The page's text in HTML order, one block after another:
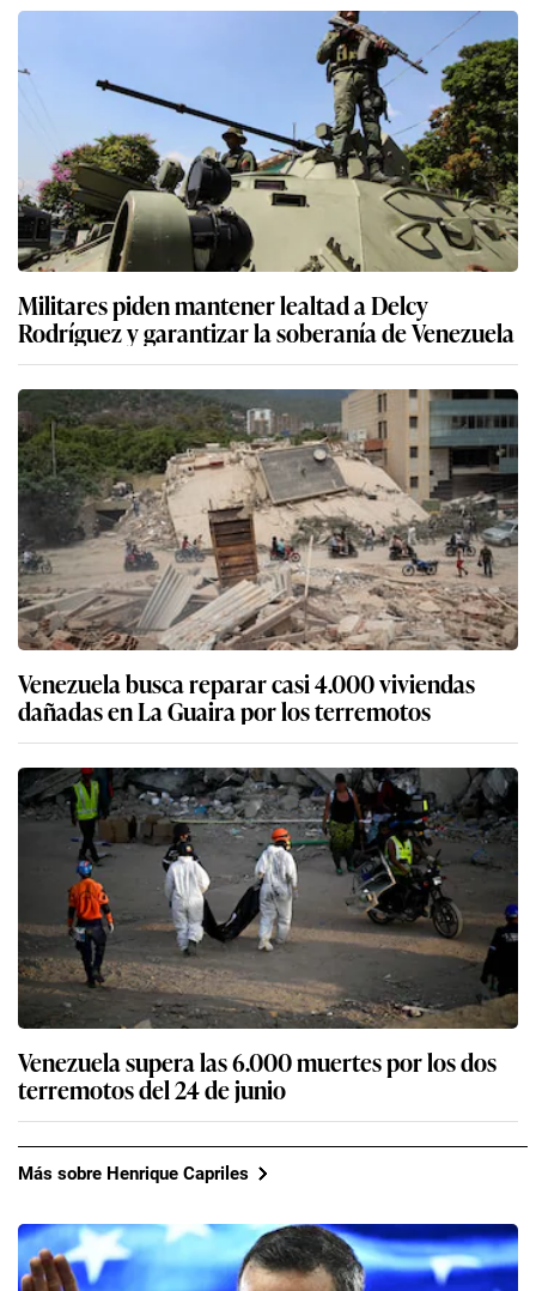
Militares piden mantener lealtad a Delcy
Rodríguez y garantizar la soberanía de Venezuela
Venezuela busca reparar casi 4.000 viviendas
dañadas en La Guaira por los terremotos
Venezuela supera las 6.000 muertes por los dos
terremotos del 24 de junio
Más sobre Henrique Capriles